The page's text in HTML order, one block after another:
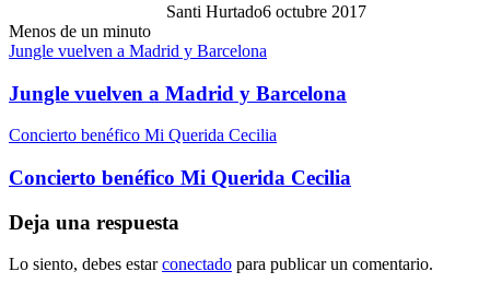
Santi Hurtado6 octubre 2017
Menos de un minuto
Jungle vuelven a Madrid y Barcelona
Jungle vuelven a Madrid y Barcelona
Concierto benéfico Mi Querida Cecilia
Concierto benéfico Mi Querida Cecilia
Deja una respuesta
Lo siento, debes estarconectado para publicar un comentario.